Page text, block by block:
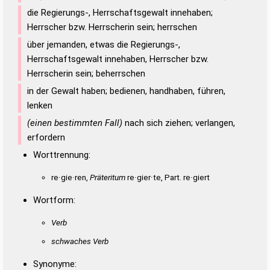
die Regierungs-, Herrschaftsgewalt innehaben;
Herrscher bzw. Herrscherin sein; herrschen
über jemanden, etwas die Regierungs-,
Herrschaftsgewalt innehaben, Herrscher bzw.
Herrscherin sein; beherrschen
in der Gewalt haben; bedienen, handhaben, führen,
lenken
(einen bestimmten Fall) nach sich ziehen; verlangen,
erfordern
Worttrennung:
re·gie·ren, Präteritumre·gier·te, Part. re·giert
Wortform:
Verb
schwaches Verb
Synonyme: